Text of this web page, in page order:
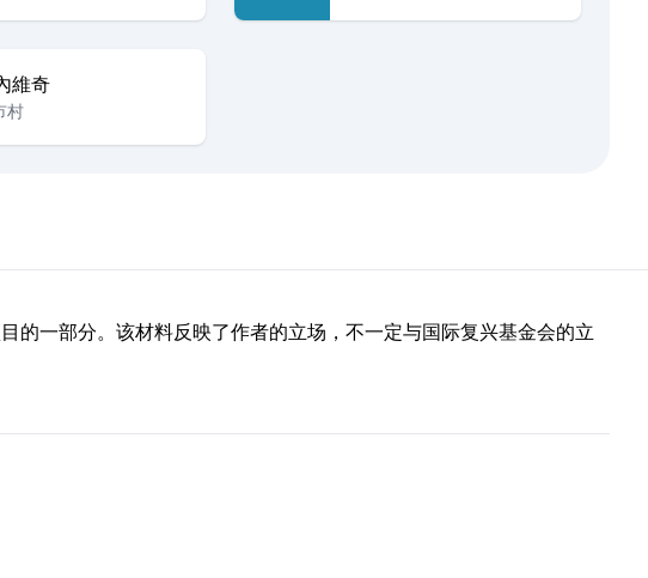
維奇
村
的一部分。该材料反映了作者的立场，不一定与国际复兴基金会的立